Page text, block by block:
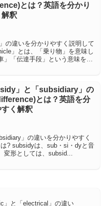
とは？英語を分かり
釈
の違いを分かりやすく説明して
「伝達手段」という意味を持
」と「subsidiary」の
とは？英語を分
く解釈
」の違いを分かりやすく
形としては、subsid...
」と「electrical」の違い